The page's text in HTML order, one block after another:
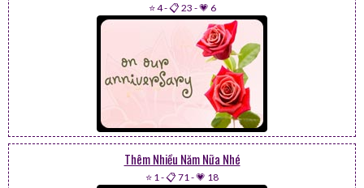
⭐ 4-📋 23 -💗 6
Thêm Nhiều Năm Nữa Nhé
⭐ 1-📋 71-💗 18